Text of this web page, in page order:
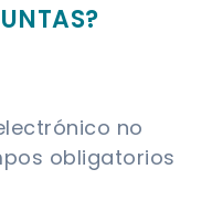
no
obligatorios